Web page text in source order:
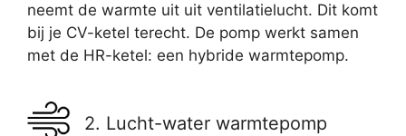
neemt de warmte uit uit ventilatielucht. Dit komt
bij je CV-ketel terecht. De pomp werkt samen
met de HR-ketel: een hybride warmtepomp.
2. Lucht-water warmtepomp